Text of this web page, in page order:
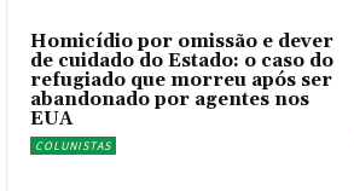
Homicídio por omissão e dever
de cuidado do Estado: o caso do
refugiado que morreu após ser
abandonado por agentes nos
EUA
COLUNISTAS